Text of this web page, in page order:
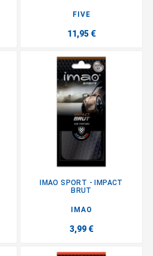
FIVE
11,95 €
IMAO SPORT - IMPACT
BRUT
IMAO
3,99 €